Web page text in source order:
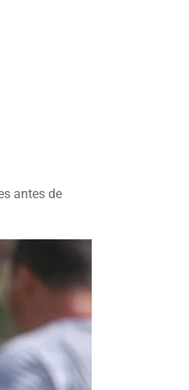
antes de